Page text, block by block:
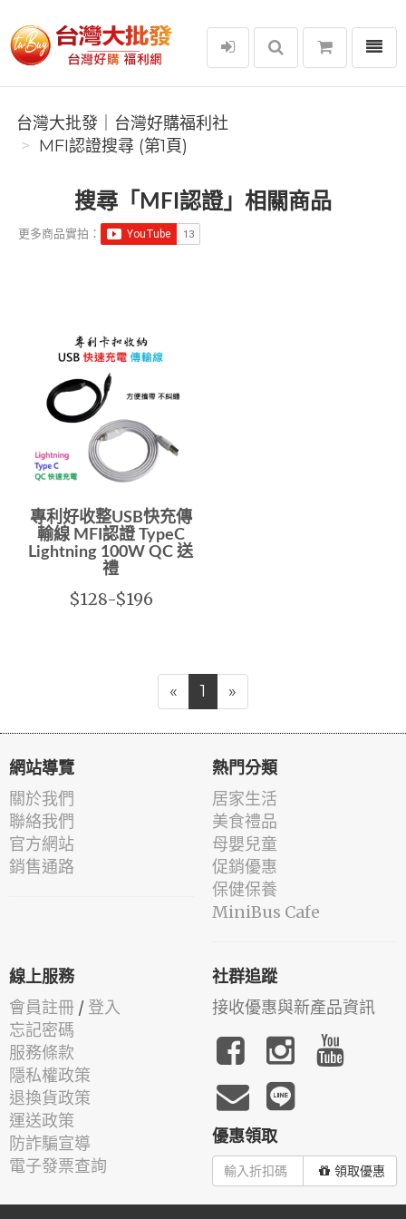
台灣大批發｜台灣好購福利社
選單
台灣大批發｜台灣好購福利社
MFI認證搜尋 (第1頁)
搜尋「MFI認證」相關商品
更多商品實拍：
專利好收整USB快充傳
輸線 MFI認證 TypeC
Lightning 100W QC 送
禮
$128-$196
« 1 »
網站導覽
關於我們
聯絡我們
官方網站
銷售通路
熱門分類
居家生活
美食禮品
母嬰兒童
促銷優惠
保健保養
MiniBus Cafe
線上服務
會員註冊 / 登入
忘記密碼
服務條款
隱私權政策
退換貨政策
運送政策
防詐騙宣導
電子發票查詢
社群追蹤
接收優惠與新產品資訊
優惠領取
領取優惠